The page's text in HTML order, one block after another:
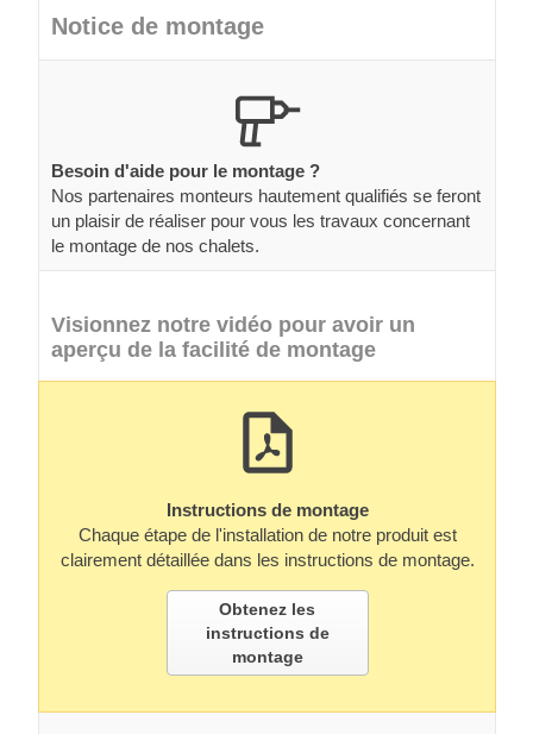
Notice de montage
Besoin d'aide pour le montage ?
Nos partenaires monteurs hautement qualifiés se feront
un plaisir de réaliser pour vous les travaux concernant
le montage de nos chalets.
Visionnez notre vidéo pour avoir un
aperçu de la facilité de montage
Instructions de montage
Chaque étape de l'installation de notre produit est
clairement détaillée dans les instructions de montage.
Obtenez les
instructions de
montage